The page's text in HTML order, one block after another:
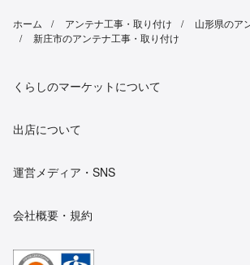
ホーム アンテナ工事・取り付け
山形県のア
新庄市のアンテナ工事・取り付け
くらしのマーケットについて
出店について
運営メディア・SNS
会社概要・規約